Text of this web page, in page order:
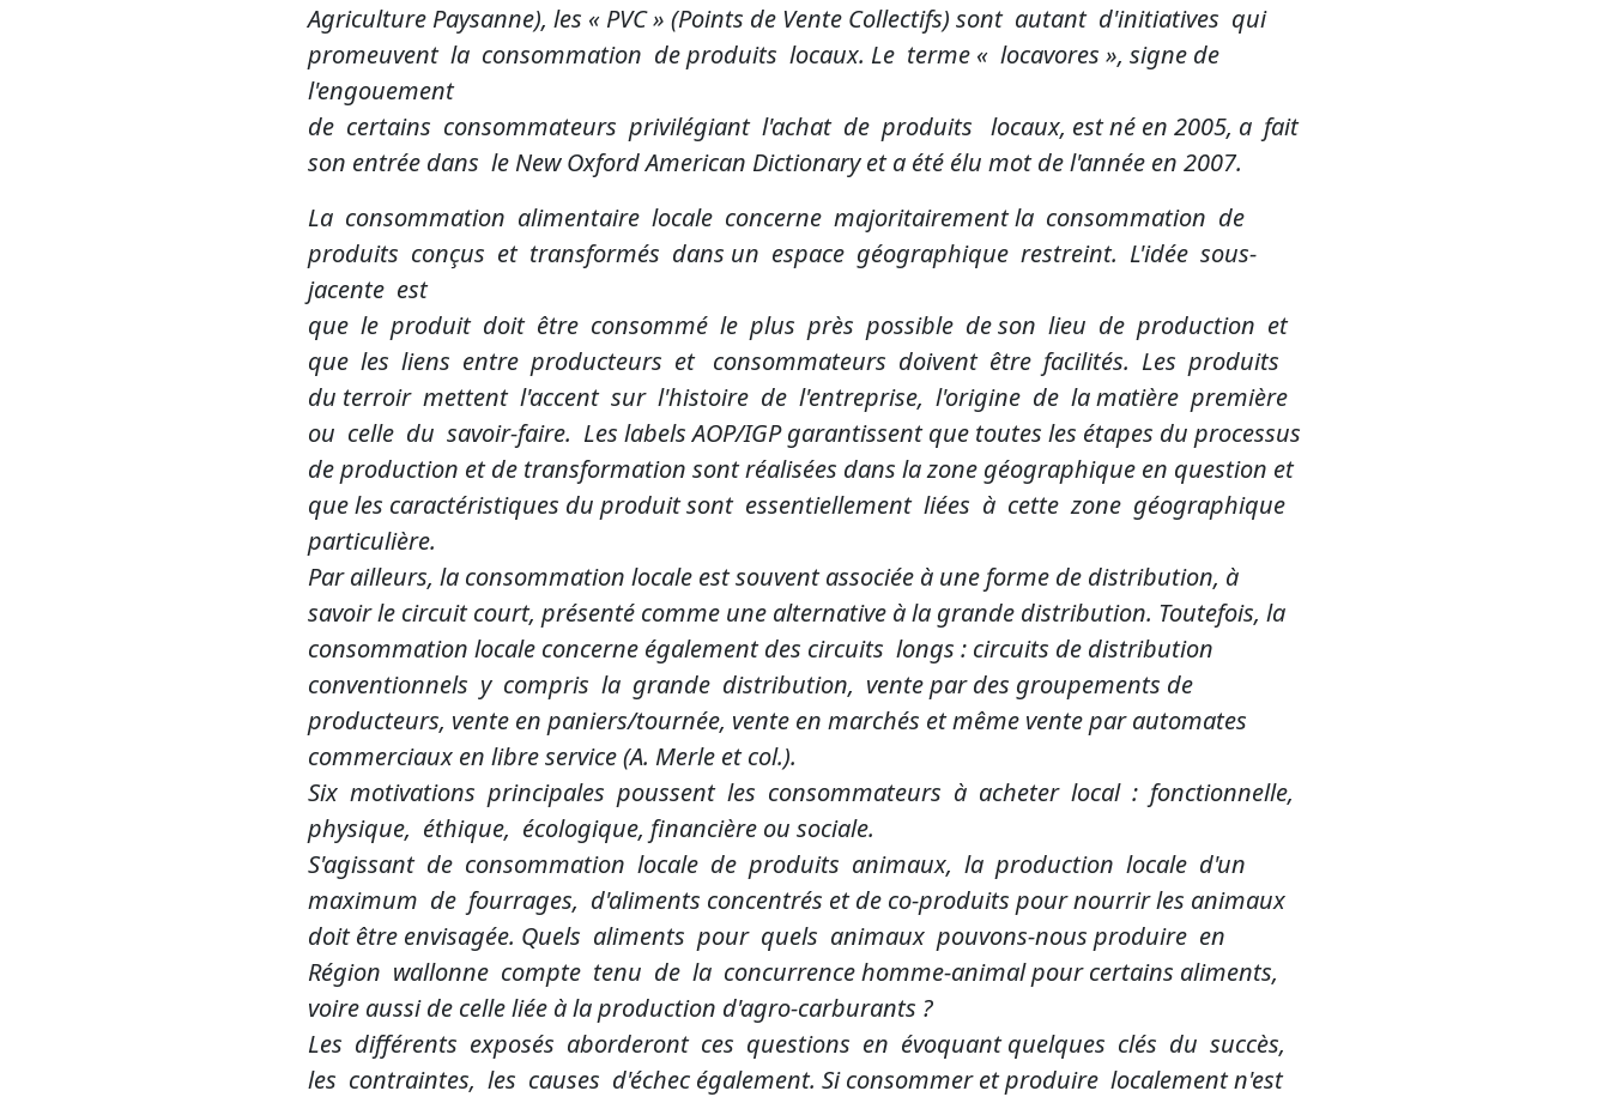
Agriculture Paysanne), les « PVC » (Points de Vente Collectifs) sont autant d'initiatives qui
promeuvent la consommation de produits locaux. Le terme « locavores », signe de
l'engouement
de certains consommateurs privilégiant l'achat de produits locaux, est né en 2005, a fait
son entrée dans le New Oxford American Dictionary et a été élu mot de l'année en 2007.
La consommation alimentaire locale concerne majoritairement la consommation de
produits conçus et transformés dans un espace géographique restreint. L'idée sous-
jacente est
que le produit doit être consommé le plus près possible de son lieu de production et
que les liens entre producteurs et consommateurs doivent être facilités. Les produits
du terroir mettent l'accent sur l'histoire de l'entreprise, l'origine de la matière première
ou celle du savoir-faire. Les labels AOP/IGP garantissent que toutes les étapes du processus
de production et de transformation sont réalisées dans la zone géographique en question et
que les caractéristiques du produit sont essentiellement liées à cette zone géographique
particulière.
Par ailleurs, la consommation locale est souvent associée à une forme de distribution, à
savoir le circuit court, présenté comme une alternative à la grande distribution. Toutefois, la
consommation locale concerne également des circuits longs : circuits de distribution
conventionnels y compris la grande distribution, vente par des groupements de
producteurs, vente en paniers/tournée, vente en marchés et même vente par automates
commerciaux en libre service (A. Merle et col.).
Six motivations principales poussent les consommateurs à acheter local : fonctionnelle,
physique, éthique, écologique, financière ou sociale.
S'agissant de consommation locale de produits animaux, la production locale d'un
maximum de fourrages, d'aliments concentrés et de co-produits pour nourrir les animaux
doit être envisagée. Quels aliments pour quels animaux pouvons-nous produire en
Région wallonne compte tenu de la concurrence homme-animal pour certains aliments,
voire aussi de celle liée à la production d'agro-carburants ?
Les différents exposés aborderont ces questions en évoquant quelques clés du succès,
les contraintes, les causes d'échec également. Si consommer et produire localement n'est